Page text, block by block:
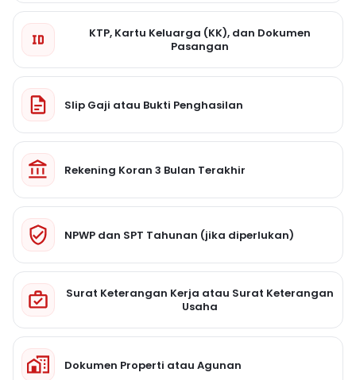
KTP, Kartu Keluarga (KK), dan Dokumen
Pasangan
Slip Gaji atau Bukti Penghasilan
Rekening Koran 3 Bulan Terakhir
NPWP dan SPT Tahunan (jika diperlukan)
Surat Keterangan Kerja atau Surat Keterangan
Usaha
Dokumen Properti atau Agunan